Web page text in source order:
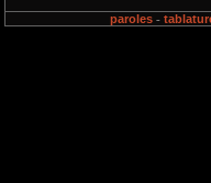
paroles -